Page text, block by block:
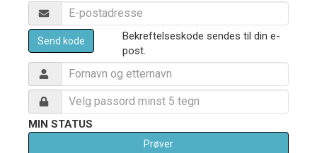
Send kode
Bekreftelseskode sendes til din e-
post.
MIN STATUS
Prøver